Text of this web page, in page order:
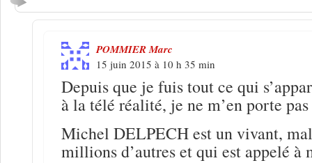
POMMIER Marc
15 juin 2015 à 10 h 35 min
Depuis que je fuis tout ce qui
à la télé réalité, je ne m’en porte
Michel DELPECH est un vivant,
millions d’autres et qui est appelé à